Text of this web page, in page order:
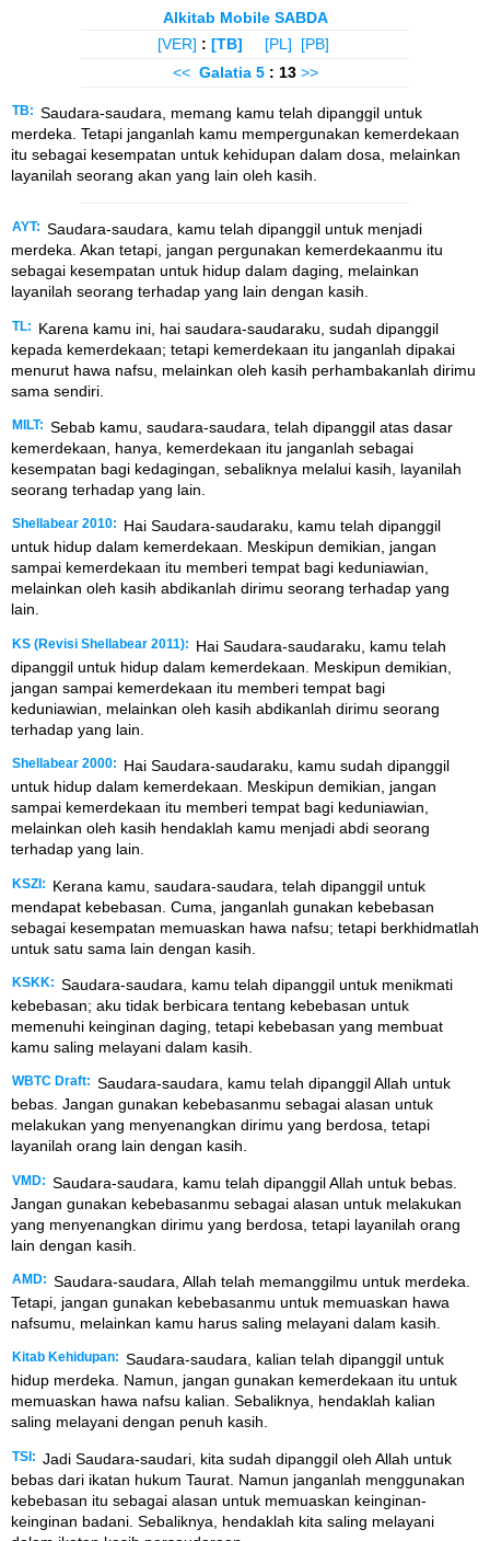
Alkitab Mobile SABDA
[VER] : [TB] [PL]
[PB]
<< Galatia 5 : 13 >>
TB: Saudara-saudara, memang kamu telah dipanggil untuk
merdeka. Tetapi janganlah kamu mempergunakan kemerdekaan
itu sebagai kesempatan untuk kehidupan dalam dosa, melainkan
layanilah seorang akan yang lain oleh kasih.
AYT: Saudara-saudara, kamu telah dipanggil untuk menjadi
merdeka. Akan tetapi, jangan pergunakan kemerdekaanmu itu
sebagai kesempatan untuk hidup dalam daging, melainkan
layanilah seorang terhadap yang lain dengan kasih.
TL:
Karena kamu ini, hai saudara-saudaraku, sudah dipanggil
kepada kemerdekaan; tetapi kemerdekaan itu janganlah dipakai
menurut hawa nafsu, melainkan oleh kasih perhambakanlah dirimu
sama sendiri.
MILT: Sebab kamu, saudara-saudara, telah dipanggil atas dasar
kemerdekaan, hanya, kemerdekaan itu janganlah sebagai
kesempatan bagi kedagingan, sebaliknya melalui kasih, layanilah
seorang terhadap yang lain.
Shellabear 2010:
Hai Saudara-saudaraku, kamu telah dipanggil
untuk hidup dalam kemerdekaan. Meskipun demikian, jangan
sampai kemerdekaan itu memberi tempat bagi keduniawian,
melainkan oleh kasih abdikanlah dirimu seorang terhadap yang
lain.
KS (Revisi Shellabear 2011):
Hai Saudara-saudaraku, kamu telah
dipanggil untuk hidup dalam kemerdekaan. Meskipun demikian,
jangan sampai kemerdekaan itu memberi tempat bagi
keduniawian, melainkan oleh kasih abdikanlah dirimu seorang
terhadap yang lain.
Shellabear 2000:
Hai Saudara-saudaraku, kamu sudah dipanggil
untuk hidup dalam kemerdekaan. Meskipun demikian, jangan
sampai kemerdekaan itu memberi tempat bagi keduniawian,
melainkan oleh kasih hendaklah kamu menjadi abdi seorang
terhadap yang lain.
KSZI:
Kerana kamu, saudara-saudara, telah dipanggil untuk
mendapat kebebasan. Cuma, janganlah gunakan kebebasan
sebagai kesempatan memuaskan hawa nafsu; tetapi berkhidmatlah
untuk satu sama lain dengan kasih.
KSKK: Saudara-saudara, kamu telah dipanggil untuk menikmati
kebebasan; aku tidak berbicara tentang kebebasan untuk
memenuhi keinginan daging, tetapi kebebasan yang membuat
kamu saling melayani dalam kasih.
WBTC Draft: Saudara-saudara, kamu telah dipanggil Allah untuk
bebas. Jangan gunakan kebebasanmu sebagai alasan untuk
melakukan yang menyenangkan dirimu yang berdosa, tetapi
layanilah orang lain dengan kasih.
VMD: Saudara-saudara, kamu telah dipanggil Allah untuk bebas.
Jangan gunakan kebebasanmu sebagai alasan untuk melakukan
yang menyenangkan dirimu yang berdosa, tetapi layanilah orang
lain dengan kasih.
AMD: Saudara-saudara, Allah telah memanggilmu untuk merdeka.
Tetapi, jangan gunakan kebebasanmu untuk memuaskan hawa
nafsumu, melainkan kamu harus saling melayani dalam kasih.
Kitab Kehidupan: Saudara-saudara, kalian telah dipanggil untuk
hidup merdeka. Namun, jangan gunakan kemerdekaan itu untuk
memuaskan hawa nafsu kalian. Sebaliknya, hendaklah kalian
saling melayani dengan penuh kasih.
TSI: Jadi Saudara-saudari, kita sudah dipanggil oleh Allah untuk
bebas dari ikatan hukum Taurat. Namun janganlah menggunakan
kebebasan itu sebagai alasan untuk memuaskan keinginan-
keinginan badani. Sebaliknya, hendaklah kita saling melayani